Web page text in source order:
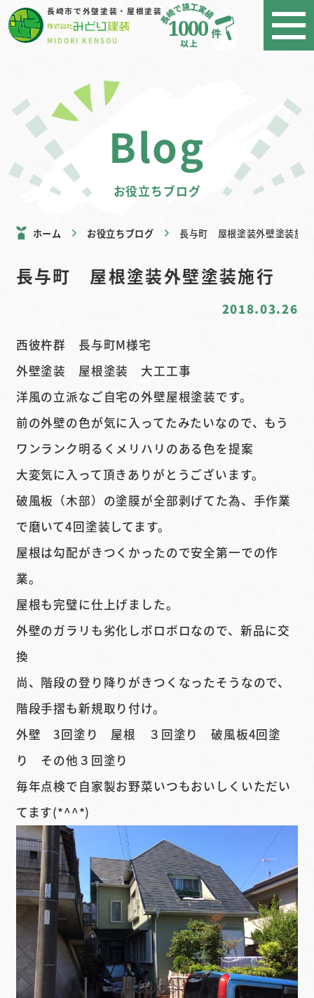
長崎市で外壁塗装・屋根塗装
MIDORI KENSOU 1000
blog
お役立ちブログ
ホーム お役立ちブログ 長与町 屋根塗装外壁塗装施行
長与町 屋根塗装外壁塗装施行
2018.03.26
西彼杵群 長与町M様宅
外壁塗装 屋根塗装 大工工事
洋風の立派なご自宅の外壁屋根塗装です。
前の外壁の色が気に入ってたみたいなので、もう
ワンランク明るくメリハリのある色を提案
大変気に入って頂きありがとうございます。
破風板（木部）の塗膜が全部剥げてた為、手作業
で磨いて4回塗装してます。
屋根は勾配がきつくかったので安全第一での作
業。
屋根も完璧に仕上げました。
外壁のガラリも劣化しボロボロなので、新品に交
換
尚、階段の登り降りがきつくなったそうなので、
階段手摺も新規取り付け。
外壁 3回塗り 屋根 ３回塗り 破風板4回塗
り その他３回塗り
毎年点検で自家製お野菜いつもおいしくいただい
てます(*^^*)